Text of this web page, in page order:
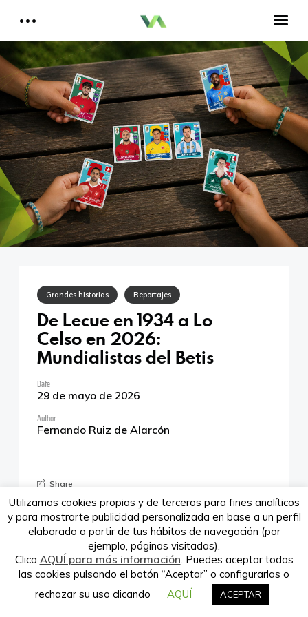
Grandes historias Reportajes
De Lecue en 1934 a Lo
Celso en 2026:
Mundialistas del Betis
Date
29 de mayo de 2026
Author
Fernando Ruiz de Alarcón
Share
El Real Betis Balompié siempre ha sido un club
con un pie en Sevilla y otro en el mundo. Su
historia en los Mundiales es buena prueba de
ello: un recorrido que arranca en los años
Reportajes del Betis
Historia del Betis
Crónicas Betis
Análisis Betis
Quiénes Somos
Contactar
Aquí estamos todos
Reproductor
de
vídeo
00:00 01:51
Aitor, un bético en CataluñaReproductor
de
audio
Verdeando.es es propiedad de la
empresa Babieca Creative Site S.L.
Utilizamos cookies propias y de terceros para fines analíticos
y para mostrarte publicidad personalizada en base a un perfil
elaborado a partir de tus hábitos de navegación (por
ejemplo, páginas visitadas).
Clica AQUÍ para más información. Puedes aceptar todas
las cookies pulsando el botón “Aceptar” o configurarlas o
rechazar su uso clicando
AQUÍ ACEPTAR